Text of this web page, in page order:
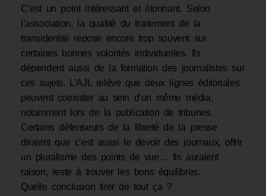
C’est un point intéressant et étonnant. Selon
l’association, la qualité du traitement de la
transidentité repose encore trop souvent sur
certaines bonnes volontés individuelles. Ils
dépendent aussi de la formation des journalistes sur
ces sujets. L’AJL relève que deux lignes éditoriales
peuvent coexister au sein d’un même média,
notamment lors de la publication de tribunes.
Certains défenseurs de la liberté de la presse
diraient que c’est aussi le devoir des journaux, offrir
un pluralisme des points de vue… Ils auraient
raison, reste à trouver les bons équilibres.
Quelle conclusion tirer de tout ça ?